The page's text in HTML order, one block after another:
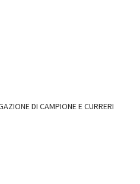
DI CAMPIONE E CURRERI